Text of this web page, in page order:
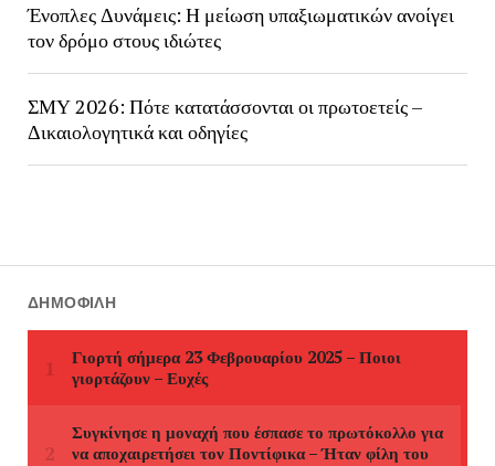
Ένοπλες Δυνάμεις: Η μείωση υπαξιωματικών ανοίγει
τον δρόμο στους ιδιώτες
ΣΜΥ 2026: Πότε κατατάσσονται οι πρωτοετείς –
Δικαιολογητικά και οδηγίες
ΔΗΜΟΦΙΛΉ